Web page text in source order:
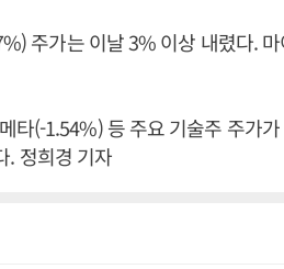
주가는 이날 3% 이상 내렸다.
타(-1.54%) 등 주요 기술주 주가
. 정희경 기자